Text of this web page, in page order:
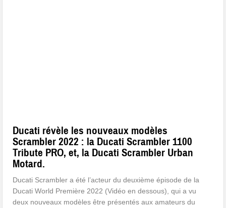
Ducati révèle les nouveaux modèles
Scrambler 2022 : la Ducati Scrambler 1100
Tribute PRO, et, la Ducati Scrambler Urban
Motard.
Ducati Scrambler a été l’acteur du deuxième épisode de la
Ducati World Première 2022 (Vidéo en dessous), qui a vu
deux nouveaux modèles être présentés aux amateurs du